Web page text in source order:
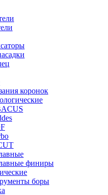
коронок
финиры
боры